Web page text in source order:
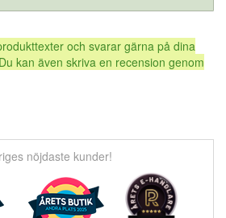
och svarar gärna på dina
kan även skriva en recension genom
nöjdaste kunder!